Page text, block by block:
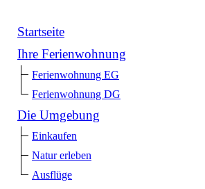
Startseite
Ihre Ferienwohnung
Ferienwohnung EG
Ferienwohnung DG
Die Umgebung
Einkaufen
Natur erleben
Ausflüge